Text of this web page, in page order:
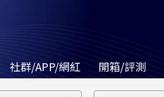
社群/APP/網紅 開箱/評測